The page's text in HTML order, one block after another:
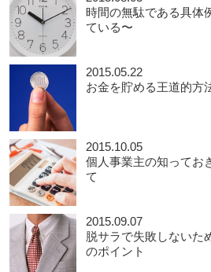
時間の無駄である具
ている〜
2015.05.22
お金を貯める王道的
2015.10.05
個人事業主の知ってお
て
2015.09.07
脱サラで失敗しないた
のポイント